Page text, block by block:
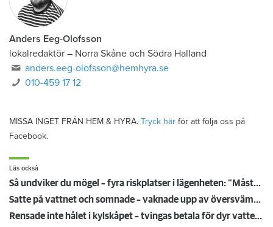
Anders Eeg-Olofsson
lokalredaktör – Norra Skåne och Södra Halland
anders.eeg-olofsson@hemhyra.se
010-459 17 12
MISSA INGET FRÅN HEM & HYRA. Tryck här för att följa oss på
Facebook.
Läs också
Så undviker du mögel – fyra riskplatser i lägenheten: ”Måste städa bort”
Satte på vattnet och somnade – vaknade upp av översvämning hos grannen
Rensade inte hålet i kylskåpet – tvingas betala för dyr vattenskada